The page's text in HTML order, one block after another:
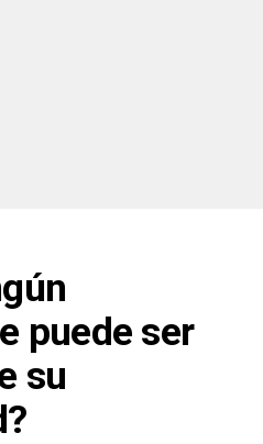
puede ser
su